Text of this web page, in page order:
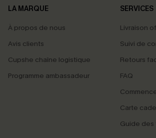
LA MARQUE
À propos de nous
Avis clients
Cupshe chaîne logistique
Programme ambassadeur
SERVICES
Livraison
Suivi de
Retours
FAQ
Carte
Guide des
PROFITEZ DE -